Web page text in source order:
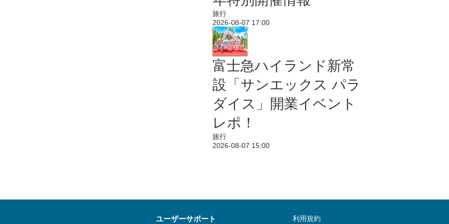
旅行
2026-08-07 17:00
富士急ハイランド新常
設「サンエックス パラ
ダイス」開業イベント
レポ！
旅行
2026-08-07 15:00
ユーザーサポート
利用規約